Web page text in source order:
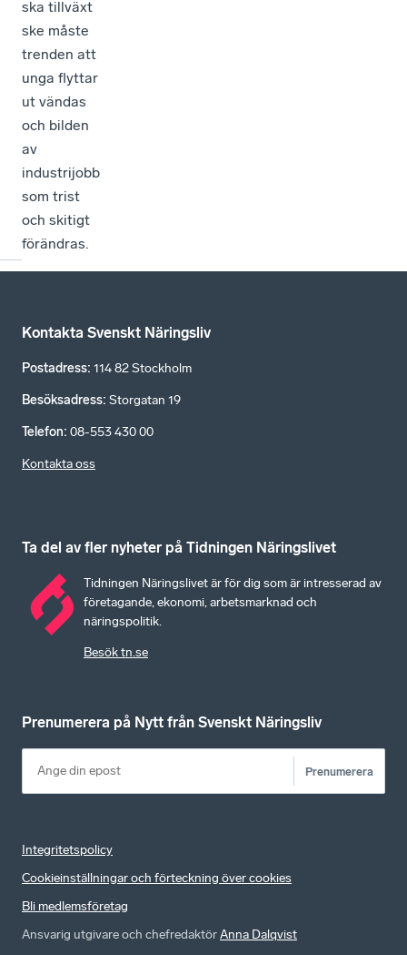
ska tillväxt
ske måste
trenden att
unga flyttar
ut vändas
och bilden
av
industrijobb
som trist
och skitigt
förändras.
Kontakta Svenskt Näringsliv
Postadress: 114 82 Stockholm
Besöksadress: Storgatan 19
Telefon: 08-553 430 00
Kontakta oss
Ta del av fler nyheter på Tidningen Näringslivet
Tidningen Näringslivet är för dig som är intresserad av
företagande, ekonomi, arbetsmarknad och
näringspolitik.
Besök tn.se
Prenumerera på Nytt från Svenskt Näringsliv
Prenumerera
Integritetspolicy
Cookieinställningar och förteckning över cookies
Bli medlemsföretag
Ansvarig utgivare och chefredaktörAnna Dalqvist